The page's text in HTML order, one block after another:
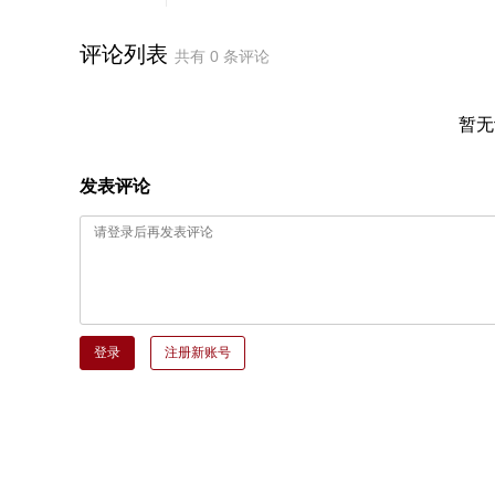
评论列表 共有 0 条评论
暂
发表评论
登录 注册新账号